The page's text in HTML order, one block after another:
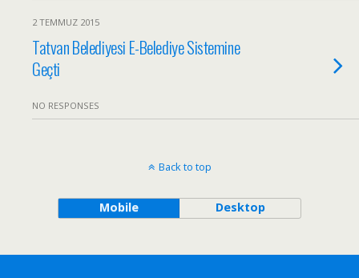
2 TEMMUZ 2015
Tatvan Belediyesi E-Belediye Sistemine
Geçti
NO RESPONSES
Back to top
Mobile Desktop